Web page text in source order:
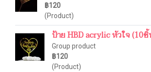
฿120
(Product)
ป้าย HBD acrylic หัวใจ (10
Group product
฿120
(Product)